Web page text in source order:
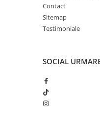
Contact
Sitemap
Testimoniale
SOCIAL